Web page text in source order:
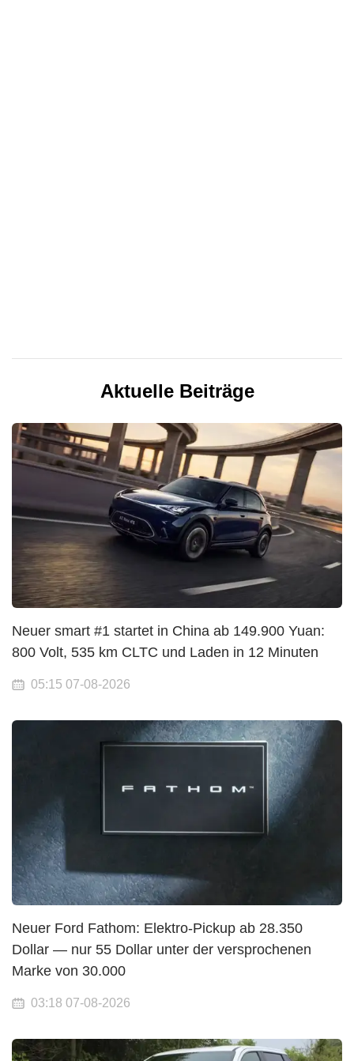
Aktuelle Beiträge
Neuer smart #1 startet in China ab 149.900 Yuan:
800 Volt, 535 km CLTC und Laden in 12 Minuten
05:15 07-08-2026
Neuer Ford Fathom: Elektro-Pickup ab 28.350
Dollar — nur 55 Dollar unter der versprochenen
Marke von 30.000
03:18 07-08-2026